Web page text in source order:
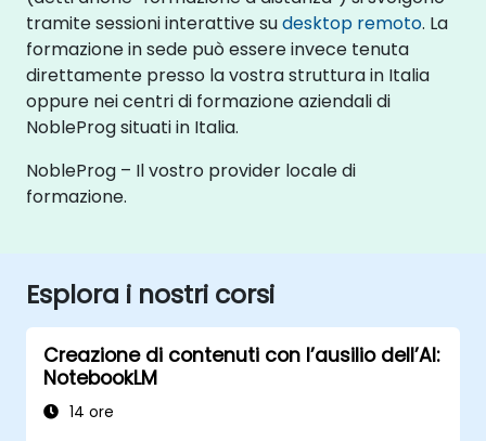
tramite sessioni interattive sudesktop remoto. La
formazione in sede può essere invece tenuta
direttamente presso la vostra struttura in Italia
oppure nei centri di formazione aziendali di
NobleProg situati in Italia.
NobleProg – Il vostro provider locale di
formazione.
Esplora i nostri corsi
Creazione di contenuti con l’ausilio dell’AI:
NotebookLM
14 ore